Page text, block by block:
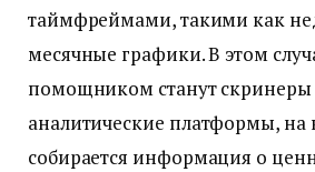
таймфреймами, такими как
месячные графики. В этом
помощником станут скринеры
аналитические платформы, на
собирается информация о